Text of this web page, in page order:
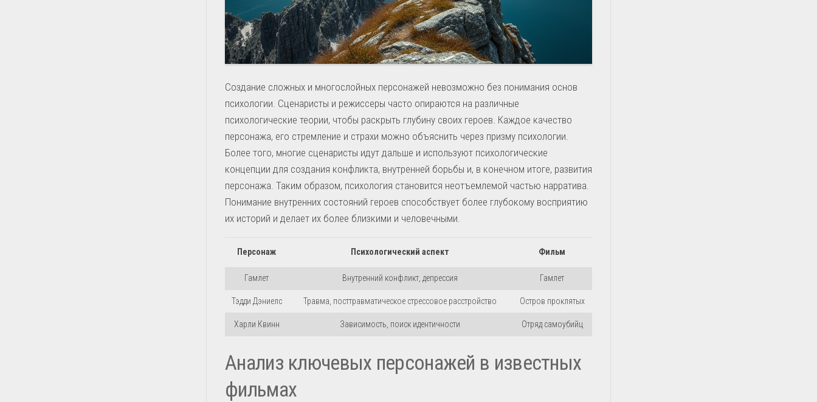
Создание сложных и многослойных персонажей невозможно без понимания основ
психологии. Сценаристы и режиссеры часто опираются на различные
психологические теории, чтобы раскрыть глубину своих героев. Каждое качество
персонажа, его стремление и страхи можно объяснить через призму психологии.
Более того, многие сценаристы идут дальше и используют психологические
концепции для создания конфликта, внутренней борьбы и, в конечном итоге, развития
персонажа. Таким образом, психология становится неотъемлемой частью нарратива.
Понимание внутренних состояний героев способствует более глубокому восприятию
их историй и делает их более близкими и человечными.
Персонаж Психологический аспект Фильм
Гамлет Внутренний конфликт, депрессия Гамлет
Тэдди Дэниелс Травма, посттравматическое стрессовое расстройство Остров проклятых
Харли Квинн Зависимость, поиск идентичности Отряд самоубийц
Анализ ключевых персонажей в известных
фильмах